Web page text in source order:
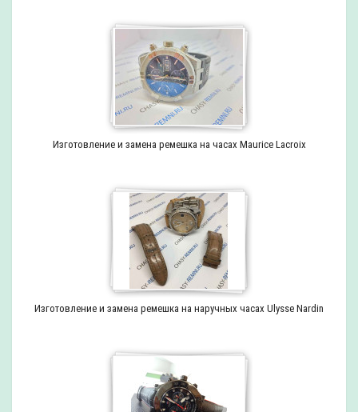
Изготовление и замена ремешка на часах Maurice Lacroix
Изготовление и замена ремешка на наручных часах Ulysse Nardin